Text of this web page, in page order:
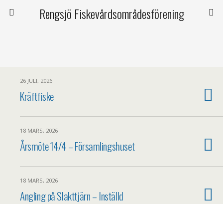
Rengsjö Fiskevårdsområdesförening
26 JULI, 2026
Kräftfiske
18 MARS, 2026
Årsmöte 14/4 – Församlingshuset
18 MARS, 2026
Angling på Slakttjärn – Inställd